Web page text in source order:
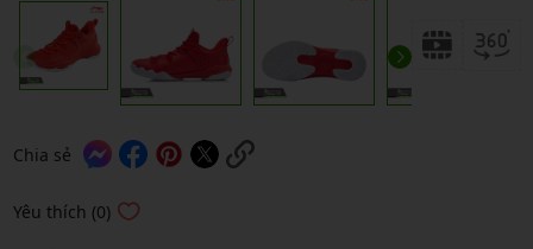
Chia sẻ
Yêu thích (0)